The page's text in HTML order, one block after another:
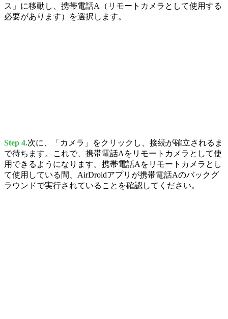
ス」に移動し、携帯電話A（リモートカメラとして使用する
必要があります）を選択します。
Step 4.次に、「カメラ」をクリックし、接続が確立されるま
で待ちます。これで、携帯電話Aをリモートカメラとして使
用できるようになります。携帯電話Aをリモートカメラとし
て使用している間、AirDroidアプリが携帯電話Aのバックグ
ラウンドで実行されていることを確認してください。